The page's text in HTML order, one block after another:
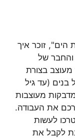
זוכר איך
והחבר של
בצורת
(עד גיל
מעוצבות
את העבודה.
לעשות
לקבל את